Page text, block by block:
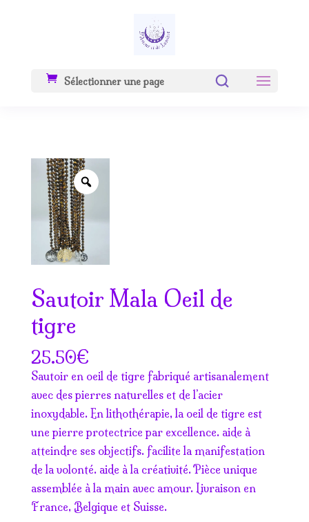
Sélectionner une page
Zoom
Sautoir Mala Oeil de
tigre
25.50€
Sautoir en oeil de tigre fabriqué artisanalement
avec des pierres naturelles et de l’acier
inoxydable. En lithothérapie, la oeil de tigre est
une pierre protectrice par excellence. aide à
atteindre ses objectifs. facilite la manifestation
de la volonté. aide à la créativité. Pièce unique
assemblée à la main avec amour. Livraison en
France, Belgique et Suisse.